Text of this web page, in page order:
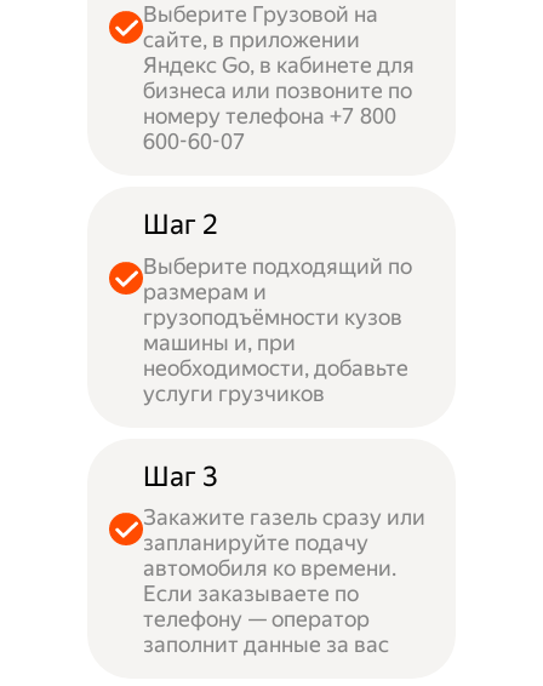
Выберите Грузовой на
сайте, в приложении
Яндекс Go, в кабинете для
бизнеса или позвоните по
номеру телефона +7 800
600-60-07
Шаг 2
Выберите подходящий по
размерам и
грузоподъёмности кузов
машины и, при
необходимости, добавьте
услуги грузчиков
Шаг 3
Закажите газель сразу или
запланируйте подачу
автомобиля ко времени.
Если заказываете по
телефону — оператор
заполнит данные за вас